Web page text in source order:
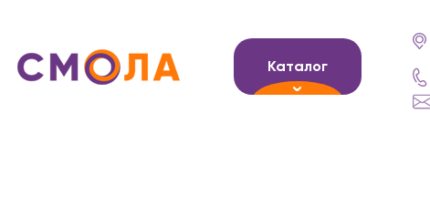
Каталог